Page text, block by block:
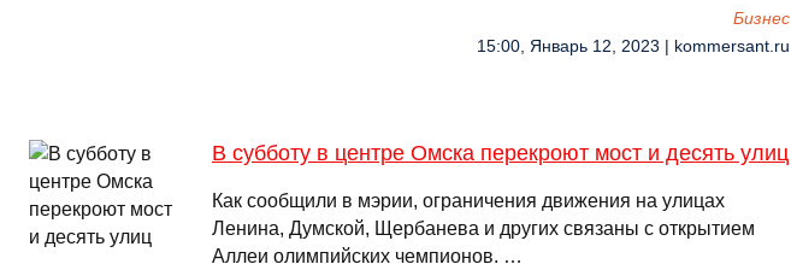
Бизнес
15:00, Январь 12, 2023 | kommersant.ru
В субботу в центре Омска перекроют мост и десять улиц
Как сообщили в мэрии, ограничения движения на улицах
Ленина, Думской, Щербанева и других связаны с открытием
Аллеи олимпийских чемпионов. …